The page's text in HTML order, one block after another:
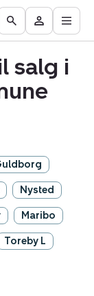
Ejendomme
Find
Få
ejendom
Go
to
the
Search
page
Besøg
Mit
område
Åbn
salg i
Nysted
Maribo
Toreby L